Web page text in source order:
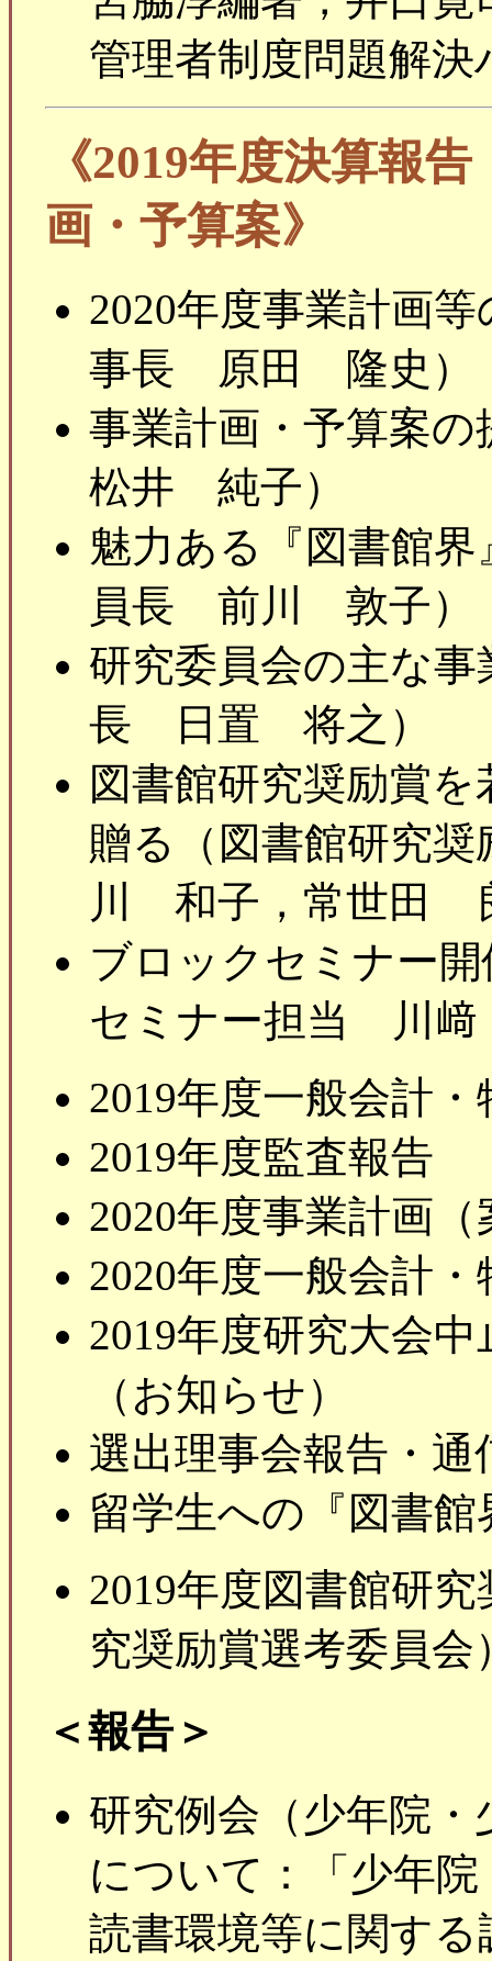
管理者制度問題解
《2019年度決算報
画・予算案》
2020年度事業計画
事長 原田 隆史）
事業計画・予算案
松井 純子）
魅力ある『図書館
員長 前川 敦子）
研究委員会の主な
長 日置 将之）
図書館研究奨励賞
贈る（図書館研究
川 和子，常世田
ブロックセミナー
セミナー担当 川
2019年度一般会計
2019年度監査報告
2020年度事業計画（
2020年度一般会計
2019年度研究大会
（お知らせ）
選出理事会報告・通
留学生への『図書
2019年度図書館研
究奨励賞選考委員会
＜報告＞
研究例会（少年院
について：「少年
読書環境等に関する